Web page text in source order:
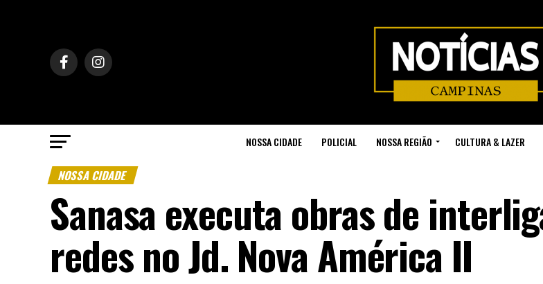
NOSSA CIDADE POLICIAL NOSSA REGIÃO CULTURA & LAZER
NOSSA CIDADE
Sanasa executa obras de
redes no Jd. Nova América II